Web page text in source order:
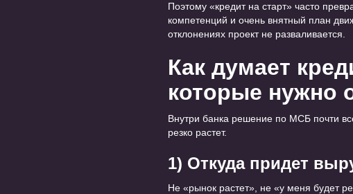
Поэтому «кредит на старт» часто
компетенций и очень внятный план
отклонениях проект не разваливается.
Как думает
которые нужно
Внутри банка решение по МСБ почти
резко растет.
1) Откуда придет
Не «рынок растет», не «у меня будет